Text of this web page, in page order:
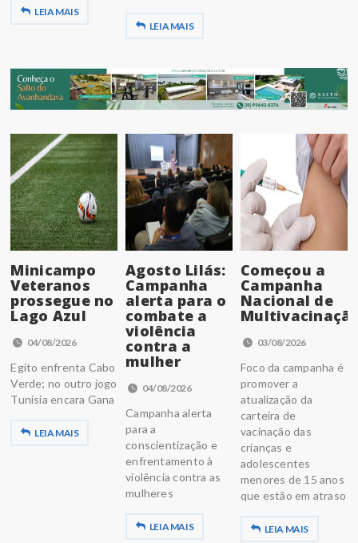
LEIA MAIS
LEIA MAIS
Minicampo
Veteranos
prossegue no
Lago Azul
04/08/2026
Egito enfrenta Cabo
Verde; no outro jogo
Tunísia encara Gana
LEIA MAIS
Agosto Lilás:
Campanha
alerta para o
combate a
violência
contra a
mulher
04/08/2026
Campanha alerta
para a
conscientização e
enfrentamento à
violência contra as
mulheres
LEIA MAIS
Começou a
Campanha
Nacional de
03/08/2026
Foco da campanha é
promover a
atualização da
carteira de
vacinação das
crianças e
adolescentes
menores de 15 anos
que estão em atraso
LEIA MAIS